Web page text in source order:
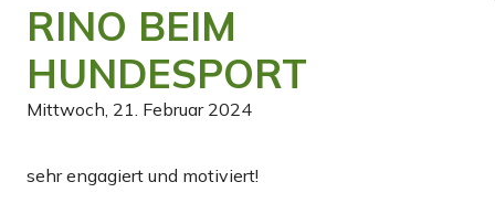
RINO BEIM
HUNDESPORT
Mittwoch, 21. Februar 2024
sehr engagiert und motiviert!